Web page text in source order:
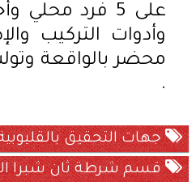
على 5 فرد
وأدوات التركيب
محضر بالواقعة
.
جهات التحقيق
قسم شرطة ثان شبرا